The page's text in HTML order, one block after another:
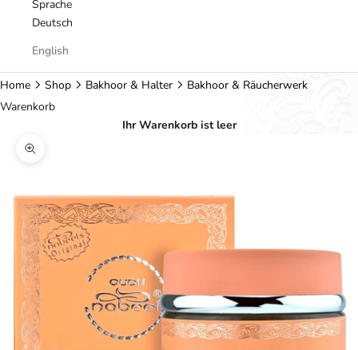
Sprache
Deutsch
English
Home Shop Bakhoor & Halter
Bakhoor & Räucherwerk
Warenkorb
Ihr Warenkorb ist leer
Bild vergrößern